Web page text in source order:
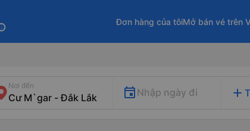
Đơn hàng của tôiMở bán vé trên
Nơi đến
Nhập ngày đi add